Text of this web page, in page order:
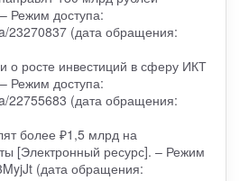
Режим доступа:
23270837 (дата обращения:
о росте инвестиций в сферу ИКТ
Режим доступа:
22755683 (дата обращения:
более ₽1,5 млрд на
[Электронный ресурс]. – Режим
(дата обращения: